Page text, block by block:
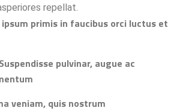
repellat.
primis in faucibus orci luctus et
pulvinar, augue ac
veniam, quis nostrum